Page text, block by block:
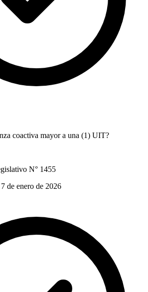
coactiva mayor a una (1) UIT?
N° 1455
7 de enero de 2026